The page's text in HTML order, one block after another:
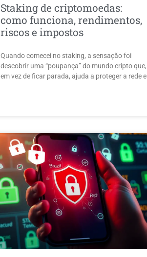
Staking de criptomoedas:
como funciona, rendimentos,
riscos e impostos
Quando comecei no staking, a sensação foi
descobrir uma “poupança” do mundo cripto que,
em vez de ficar parada, ajuda a proteger a rede e